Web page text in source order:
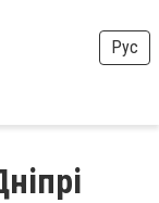
Рус